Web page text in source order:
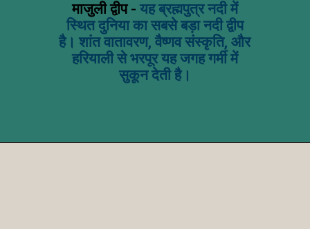
माजुली द्वीप - यह ब्रह्मपुत्र नदी में
स्थित दुनिया का सबसे बड़ा नदी द्वीप
है। शांत वातावरण, वैष्णव संस्कृति, और
हरियाली से भरपूर यह जगह गर्मी में
सुकून देती है।